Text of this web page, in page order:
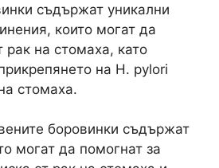
съдържат уникални
които могат да
рак на стомаха, като
на H. pylori
стомаха.
боровинки съдържат
могат да помогнат за